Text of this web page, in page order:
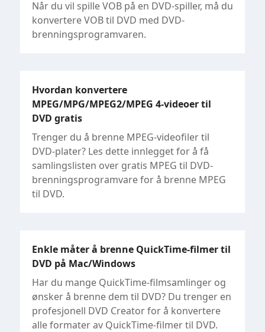
Når du vil spille VOB på en DVD-spiller, må du
konvertere VOB til DVD med DVD-
brenningsprogramvaren.
Hvordan konvertere
MPEG/MPG/MPEG2/MPEG 4-videoer til
DVD gratis
Trenger du å brenne MPEG-videofiler til
DVD-plater? Les dette innlegget for å få
samlingslisten over gratis MPEG til DVD-
brenningsprogramvare for å brenne MPEG
til DVD.
Enkle måter å brenne QuickTime-filmer til
DVD på Mac/Windows
Har du mange QuickTime-filmsamlinger og
ønsker å brenne dem til DVD? Du trenger en
profesjonell DVD Creator for å konvertere
alle formater av QuickTime-filmer til DVD.